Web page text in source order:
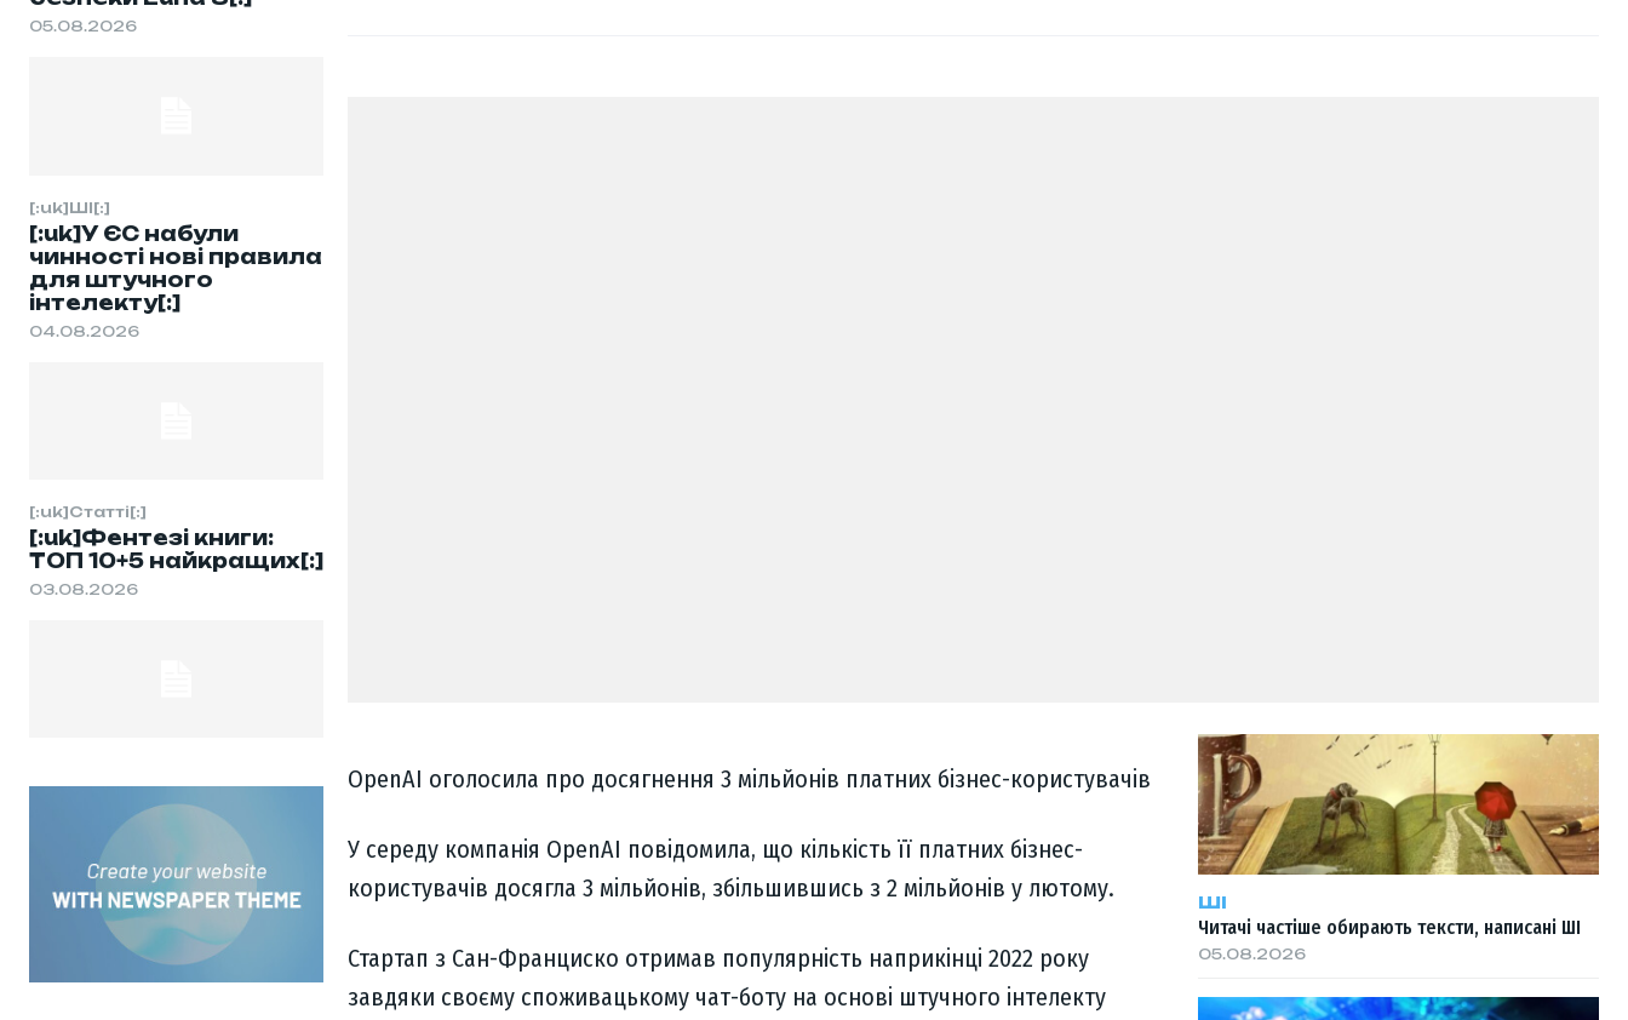
05.08.2026
[:uk]ШІ[:]
[:uk]У ЄС набули
чинності нові правила
для штучного
інтелекту[:]
04.08.2026
[:uk]Статті[:]
[:uk]Фентезі книги:
ТОП 10+5 найкращих[:]
03.08.2026
OpenAI оголосила про досягнення 3 мільйонів платних бізнес-користувачів
У середу компанія OpenAI повідомила, що кількість її платних бізнес-
користувачів досягла 3 мільйонів, збільшившись з 2 мільйонів у лютому.
Стартап з Сан-Франциско отримав популярність наприкінці 2022 року
завдяки своєму споживацькому чат-боту на основі штучного інтелекту
ШІ
Читачі частіше обирають тексти, написані ШІ
05.08.2026